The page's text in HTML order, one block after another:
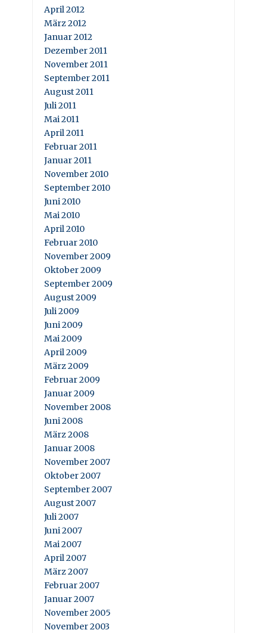
April 2012
März 2012
Januar 2012
Dezember 2011
November 2011
September 2011
August 2011
Juli 2011
Mai 2011
April 2011
Februar 2011
Januar 2011
November 2010
September 2010
Juni 2010
Mai 2010
April 2010
Februar 2010
November 2009
Oktober 2009
September 2009
August 2009
Juli 2009
Juni 2009
Mai 2009
April 2009
März 2009
Februar 2009
Januar 2009
November 2008
Juni 2008
März 2008
Januar 2008
November 2007
Oktober 2007
September 2007
August 2007
Juli 2007
Juni 2007
Mai 2007
April 2007
März 2007
Februar 2007
Januar 2007
November 2005
November 2003